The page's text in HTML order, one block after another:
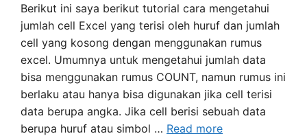
Berikut ini saya berikut tutorial cara mengetahui
jumlah cell Excel yang terisi oleh huruf dan jumlah
cell yang kosong dengan menggunakan rumus
excel. Umumnya untuk mengetahui jumlah data
bisa menggunakan rumus COUNT, namun rumus ini
berlaku atau hanya bisa digunakan jika cell terisi
data berupa angka. Jika cell berisi sebuah data
berupa huruf atau simbol … Read more